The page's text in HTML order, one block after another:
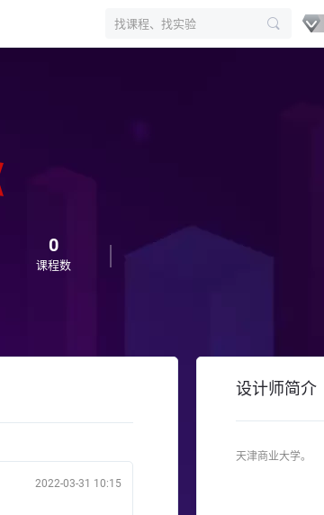
0
课程数
2022-03-31 10:15
设计师简介
天津商业大学。